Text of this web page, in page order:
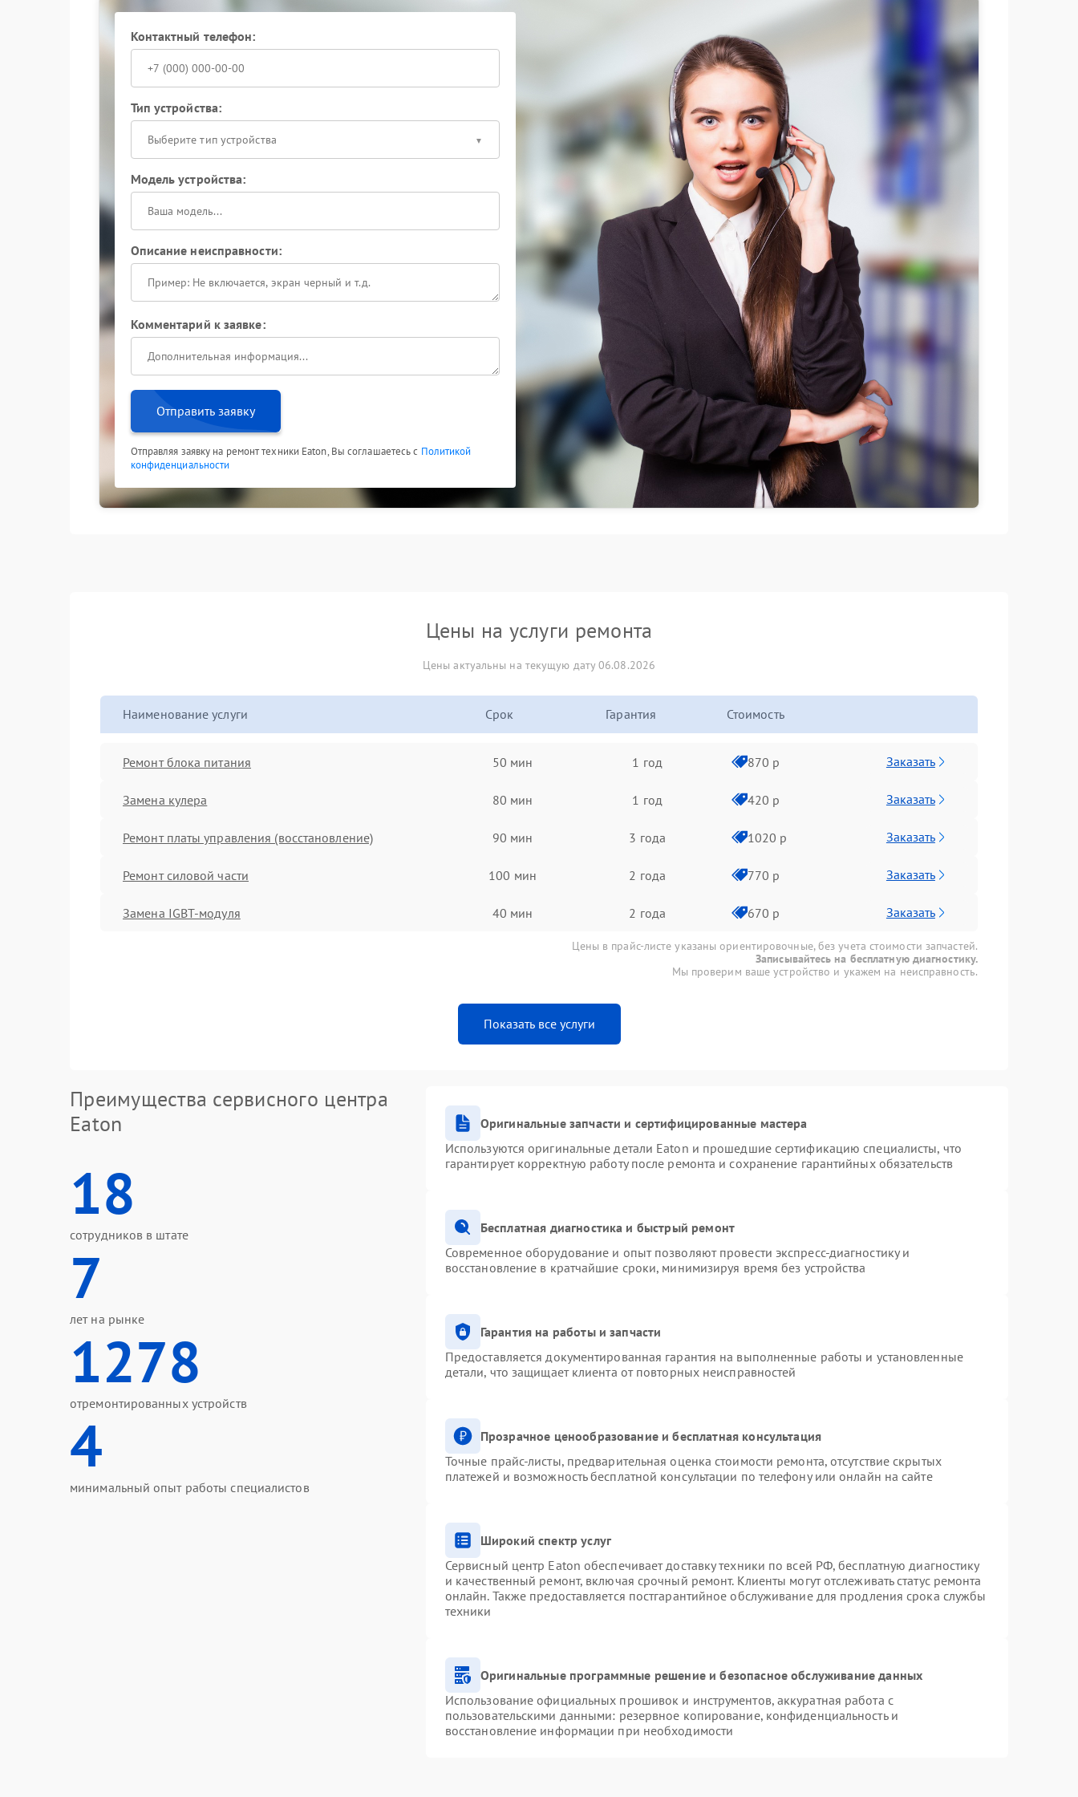
состояние платы управления, тестируют алгоритмы перехода и контролируют реакцию на
имитацию сетевых колебаний.
Сервисный центр Eaton располагает стендами, позволяющими воспроизвести реальные
эксплуатационные условия: это помогает выявить отклонения, незаметные при стандартной
При устойчивом отсутствии перехода на сетевое питание целесообразно сразу обратиться к
специалистам: раннее вмешательство снижает риск развития вторичных отклонений. Доверьте
решение проблемы профессионалам — это сохранит стабильность всей энергосистемы.
Контактный телефон:
Тип устройства:
Выберите тип устройства
Модель устройства:
Описание неисправности:
Комментарий к заявке:
Отправить заявку
Отправляя заявку на ремонт техники Eaton, Вы соглашаетесь с Политикой
конфиденциальности
Цены на услуги ремонта
Цены актуальны на текущую дату 06.08.2026
Наименование услуги Срок Гарантия Стоимость
Ремонт блока питания 50 мин 1 год 870 р Заказать
Замена кулера 80 мин 1 год 420 р Заказать
Ремонт платы управления (восстановление) 90 мин 3 года 1020 р Заказать
Ремонт силовой части 100 мин 2 года 770 р Заказать
Замена IGBT-модуля 40 мин 2 года 670 р Заказать
Цены в прайс-листе указаны ориентировочные, без учета стоимости запчастей.
Записывайтесь на бесплатную диагностику.
Мы проверим ваше устройство и укажем на неисправность.
Показать все услуги
Преимущества сервисного центра
Eaton
18
сотрудников в штате
7
лет на рынке
1278
отремонтированных устройств
4
минимальный опыт работы специалистов
Оригинальные запчасти и сертифицированные мастера
Используются оригинальные детали Eaton и прошедшие сертификацию специалисты, что
гарантирует корректную работу после ремонта и сохранение гарантийных обязательств
Бесплатная диагностика и быстрый ремонт
Современное оборудование и опыт позволяют провести экспресс-диагностику и
восстановление в кратчайшие сроки, минимизируя время без устройства
Гарантия на работы и запчасти
Предоставляется документированная гарантия на выполненные работы и установленные
детали, что защищает клиента от повторных неисправностей
Прозрачное ценообразование и бесплатная консультация
Точные прайс-листы, предварительная оценка стоимости ремонта, отсутствие скрытых
платежей и возможность бесплатной консультации по телефону или онлайн на сайте
Широкий спектр услуг
Сервисный центр Eaton обеспечивает доставку техники по всей РФ, бесплатную диагностику
и качественный ремонт, включая срочный ремонт. Клиенты могут отслеживать статус ремонта
онлайн. Также предоставляется постгарантийное обслуживание для продления срока службы
техники
Оригинальные программные решение и безопасное обслуживание данных
Использование официальных прошивок и инструментов, аккуратная работа с
пользовательскими данными: резервное копирование, конфиденциальность и
восстановление информации при необходимости